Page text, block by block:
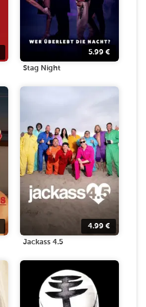
5.99 €
Stag Night
4.99 €
Jackass 4.5